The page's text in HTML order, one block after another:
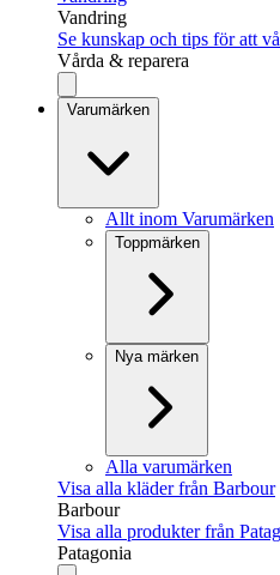
Vandring
Se kunskap och tips för att
Vårda & reparera
Varumärken
Allt inom Varumärken
Toppmärken
Nya märken
Alla varumärken
Visa alla kläder från Barbour
Barbour
Visa alla produkter från
Patagonia